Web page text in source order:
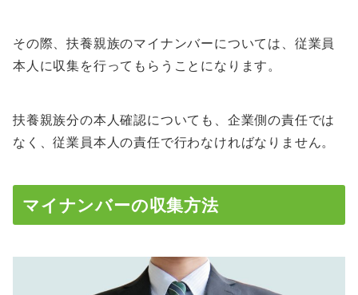
その際、扶養親族のマイナンバーについては、従業員
本人に収集を行ってもらうことになります。
扶養親族分の本人確認についても、企業側の責任では
なく、従業員本人の責任で行わなければなりません。
マイナンバーの収集方法